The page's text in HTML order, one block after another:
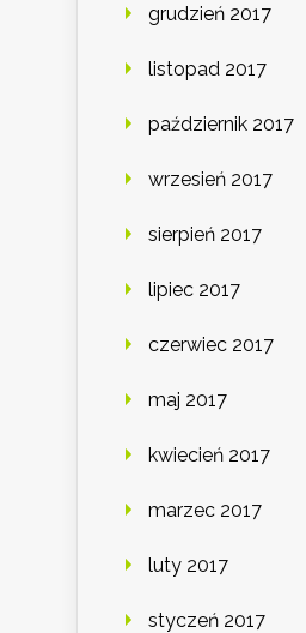
grudzień 2017
listopad 2017
październik 2017
wrzesień 2017
sierpień 2017
lipiec 2017
czerwiec 2017
maj 2017
kwiecień 2017
marzec 2017
luty 2017
styczeń 2017